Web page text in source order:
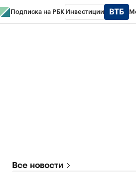
Подписка на РБК Инвестиции
Все новости